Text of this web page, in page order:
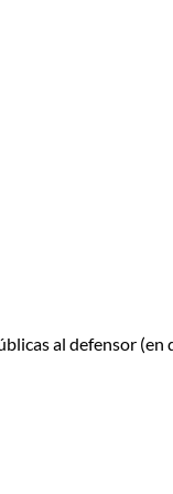
al defensor (en